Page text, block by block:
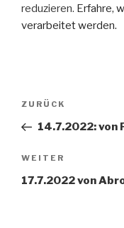
reduzieren. Erfahre,
verarbeitet werden.
Vorheriger
Beitrag
ZURÜCK
14.7.2022: von
Nächster
Beitrag
WEITER
17.7.2022 von